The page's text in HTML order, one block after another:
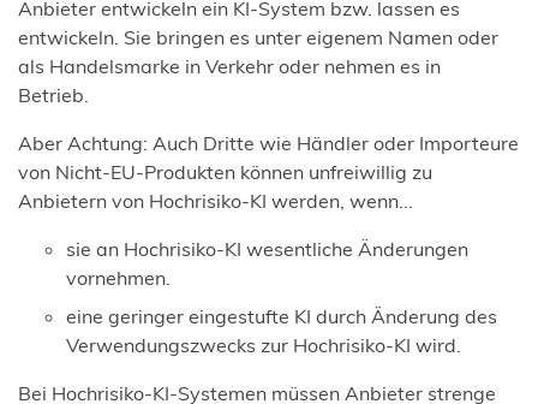
Anbieter entwickeln ein KI-System bzw. lassen es
entwickeln. Sie bringen es unter eigenem Namen oder
als Handelsmarke in Verkehr oder nehmen es in
Betrieb.
Aber Achtung: Auch Dritte wie Händler oder Importeure
von Nicht-EU-Produkten können unfreiwillig zu
Anbietern von Hochrisiko-KI werden, wenn...
sie an Hochrisiko-KI wesentliche Änderungen
vornehmen.
eine geringer eingestufte KI durch Änderung des
Verwendungszwecks zur Hochrisiko-KI wird.
Bei Hochrisiko-KI-Systemen müssen Anbieter strenge